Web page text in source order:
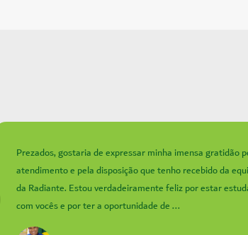
Prezados, gostaria de expressar minha imensa gratidão
atendimento e pela disposição que tenho recebido da
da Radiante. Estou verdadeiramente feliz por estar
com vocês e por ter a oportunidade de ...